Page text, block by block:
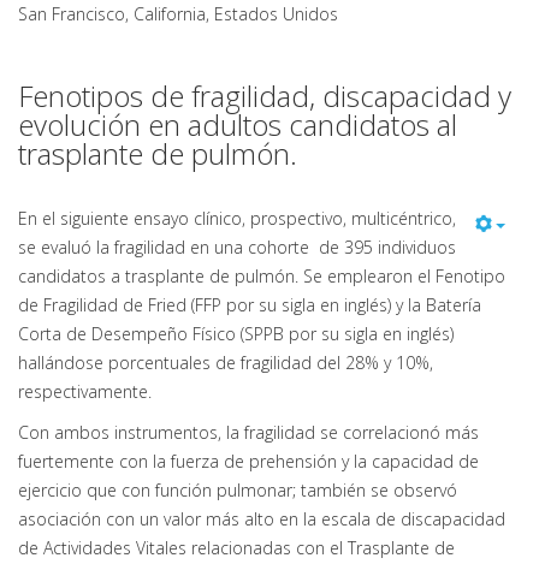
San Francisco, California, Estados Unidos
Fenotipos de fragilidad, discapacidad y
evolución en adultos candidatos al
trasplante de pulmón.
En el siguiente ensayo clínico, prospectivo, multicéntrico,
se evaluó la fragilidad en una cohorte de 395 individuos
candidatos a trasplante de pulmón. Se emplearon el Fenotipo
de Fragilidad de Fried (FFP por su sigla en inglés) y la Batería
Corta de Desempeño Físico (SPPB por su sigla en inglés)
hallándose porcentuales de fragilidad del 28% y 10%,
respectivamente.
Con ambos instrumentos, la fragilidad se correlacionó más
fuertemente con la fuerza de prehensión y la capacidad de
ejercicio que con función pulmonar; también se observó
asociación con un valor más alto en la escala de discapacidad
de Actividades Vitales relacionadas con el Trasplante de